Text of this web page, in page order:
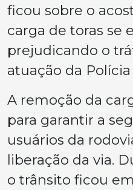
ficou sobre o
carga de toras se
prejudicando o
atuação da
A remoção da
para garantir a
usuários da
liberação da via.
o trânsito ficou